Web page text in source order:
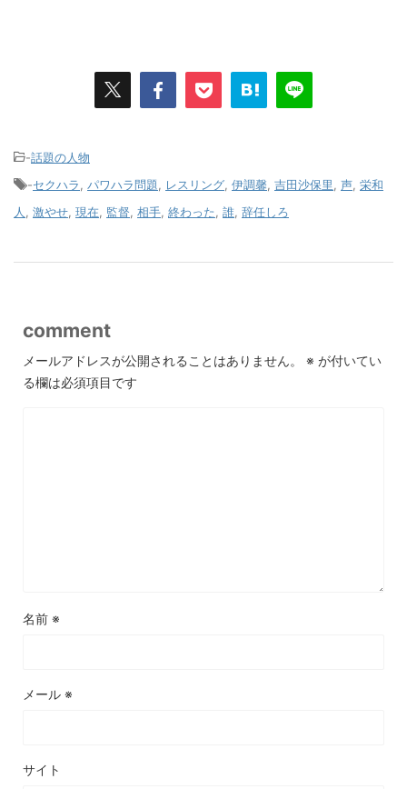
-話題の人物
-セクハラ パワハラ問題 レスリング 伊調馨 吉田沙保里 声 栄和
人
激やせ 現在 監督 相手 終わった 誰 辞任しろ
comment
メールアドレスが公開されることはありません。 ※ が付いてい
る欄は必須項目です
名前 ※
メール ※
サイト